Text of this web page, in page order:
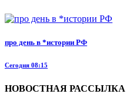
про день в *истории РФ
Сегодня 08:15
НОВОСТНАЯ РАССЫЛКА